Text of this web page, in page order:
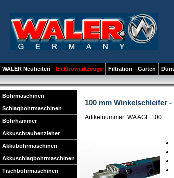
WALER Neuheiten Elektrowerkzeuge Filtration Garten
Bohrmaschinen
Schlagbohrmaschinen
Bohrhämmer
Akkuschraubenzieher
Akkubohrmaschinen
Akkuschlagbohrmaschinen
Tischbohrmaschinen
100 mm Winkelschleifer
Artikelnummer: WA AGE 100